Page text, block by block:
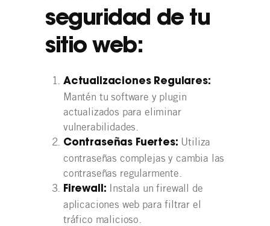
seguridad de tu
sitio web:
Actualizaciones Regulares:
Mantén tu software y plugin
actualizados para eliminar
vulnerabilidades.
Contraseñas Fuertes: Utiliza
contraseñas complejas y cambia las
contraseñas regularmente.
Firewall: Instala un firewall de
aplicaciones web para filtrar el
tráfico malicioso.